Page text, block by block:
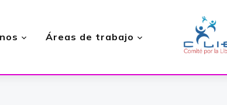
Áreas de trabajo